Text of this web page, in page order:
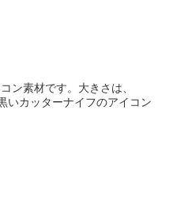
ン素材です。大きさは、
いカッターナイフのアイコン